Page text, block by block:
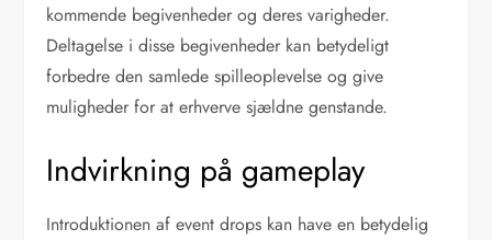
kommende begivenheder og deres varigheder.
Deltagelse i disse begivenheder kan betydeligt
forbedre den samlede spilleoplevelse og give
muligheder for at erhverve sjældne genstande.
Indvirkning på gameplay
Introduktionen af event drops kan have en betydelig